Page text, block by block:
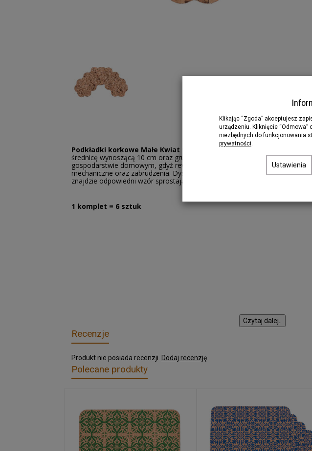
Podkładki korkowe Małe Kwiat fi 10 cm
są jedną z wielu oferowanych
średnicę wynoszącą 10 cm oraz grubość 3 mm. Wykonano je z
gospodarstwie domowym, gdyż rewelacyjnie chronią blaty stołowe oraz
mechaniczne oraz zabrudzenia. Dysponujemy różnymi motywami
znajdzie odpowiedni wzór sprostający jego wymaganiom.
1 komplet = 6 sztuk
Czytaj dalej..
Recenzje
Produkt nie posiada recenzji. Dodaj recenzję
Polecane produkty
Klikając “Zgoda” akceptujesz
urządzeniu. Kliknięcie
niezbędnych do funkcjonowania
prywatności.
Ustawienia